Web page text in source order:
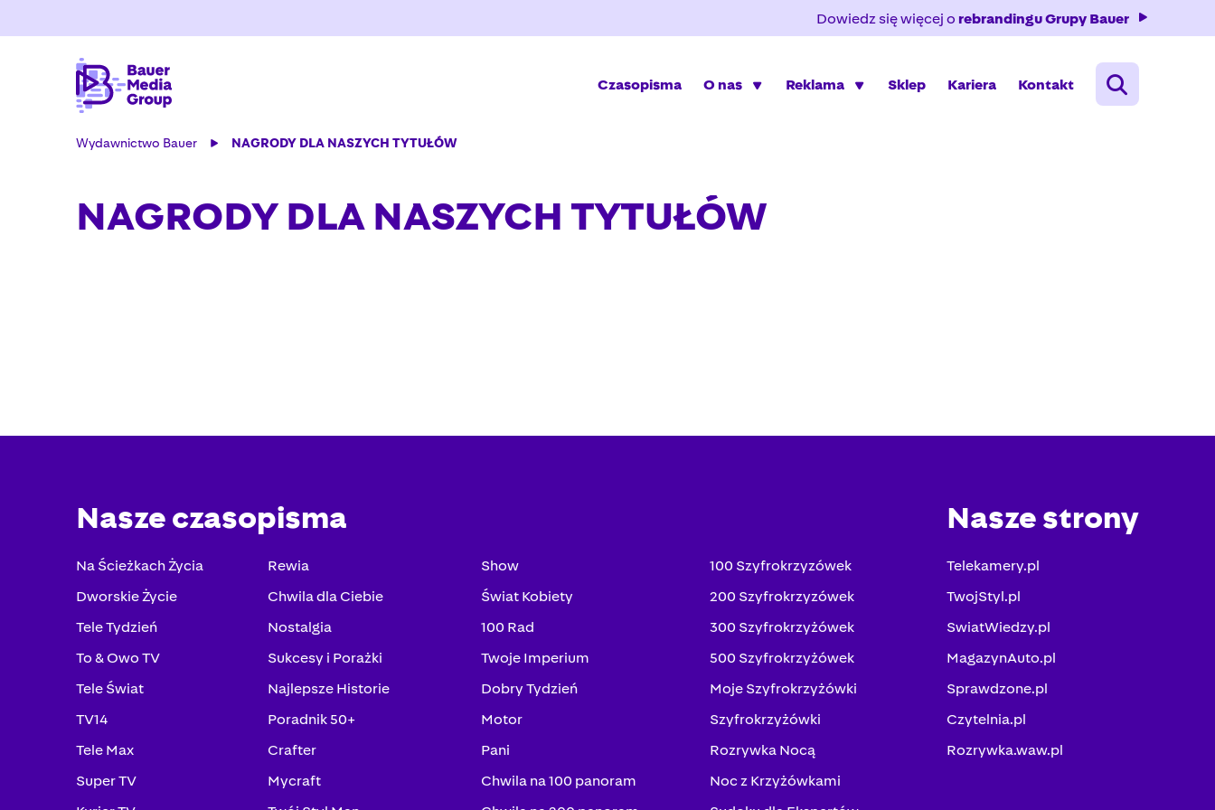
Dowiedz się więcej o rebrandingu Grupy Bauer
Czasopisma O nas Reklama Sklep Kariera Kontakt
Wydawnictwo Bauer NAGRODY DLA NASZYCH TYTUŁÓW
NAGRODY DLA NASZYCH TYTUŁÓW
Nasze czasopisma
Na Ścieżkach Życia
Dworskie Życie
Tele Tydzień
To & Owo TV
Tele Świat
TV14
Tele Max
Super TV
Rewia
Chwila dla Ciebie
Nostalgia
Sukcesy i Porażki
Najlepsze Historie
Poradnik 50+
Crafter
Mycraft
Show
Świat Kobiety
100 Rad
Twoje Imperium
Dobry Tydzień
Motor
Pani
Chwila na 100 panoram
100 Szyfrokrzyzówek
200 Szyfrokrzyzówek
300 Szyfrokrzyżówek
500 Szyfrokrzyżówek
Moje Szyfrokrzyżówki
Szyfrokrzyżówki
Rozrywka Nocą
Noc z Krzyżówkami
Nasze strony
Telekamery.pl
TwojStyl.pl
SwiatWiedzy.pl
MagazynAuto.pl
Sprawdzone.pl
Czytelnia.pl
Rozrywka.waw.pl